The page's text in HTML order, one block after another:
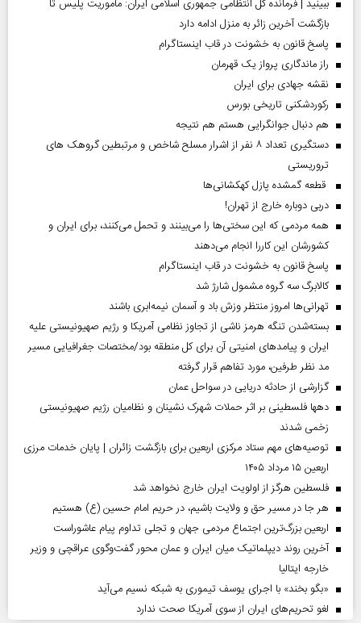
ببینید | فرمانده کل انتظامی جمهوری اسلامی ایران­: مأموریت پلیس تا
بازگشت آخرین زائر به منزل ادامه دارد
پاسخ قانون به خشونت در قاب اینستاگرام
راز ماندگاری پرواز یک قهرمان
نقشه جهادی برای ایران
رکوردشکنی تاریخی بورس
هم دنبال جوانگرایی هستم هم نتیجه
دستگیری تعداد ۸ نفر از اشرار مسلح شاخص و مرتبطین گروهک های
تروریستی
قطعه گمشده پازل کهکشانی‌ها
دربی دوباره خارج از تهران!
همه مردمی که این سختی‌ها را می‌بینند و تحمل می‌کنند، برای ایران و
کشورشان این کاررا انجام می‌دهند
پاسخ قانون به خشونت در قاب اینستاگرام
کالابرگ سه گروه مشمول شارژ شد
تهرانی‌ها امروز منتظر وزش باد و آسمان نیمه‌ابری باشند
بسته‌شدن تنگه هرمز ناشی از تجاوز نظامی آمریکا و رژیم صهیونیستی علیه
ایران و پیامد‌های امنیتی آن برای کل منطقه بود/مختصات جغرافیایی مسیر
مد نظر طرفین، مورد تفاهم قرار گرفته
گزارشی از حادثه دریایی در سواحل عمان
دهها فلسطینی بر اثر حملات شهرک نشینان و نظامیان رژیم صهیونیستی
زخمی شدند
توصیه‌های مهم ستاد مرکزی اربعین برای بازگشت زائران | پایان خدمات مرزی
اربعین ۱۵ مرداد ۱۴۰۵
فلسطین هرگز از اولویت ایران خارج نخواهد شد
هر جا در مسیر حق و ولایت باشیم، در حریم امام حسین (ع) هستیم
اربعین بزرگ‌ترین اجتماع مردمی جهان و تجلی تداوم پیام عاشوراست
آخرین روند دیپلماتیک میان ایران و عمان محور گفت‌وگوی عراقچی و وزیر
خارجه ایتالیا
«بگو بخند» با اجرای یوسف تیموری به شبکه نسیم می‌آید
لغو تحریم‌های ایران از سوی آمریکا صحت ندارد